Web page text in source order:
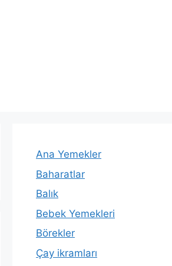
Ana Yemekler
Baharatlar
Balık
Bebek Yemekleri
Börekler
Çay ikramları